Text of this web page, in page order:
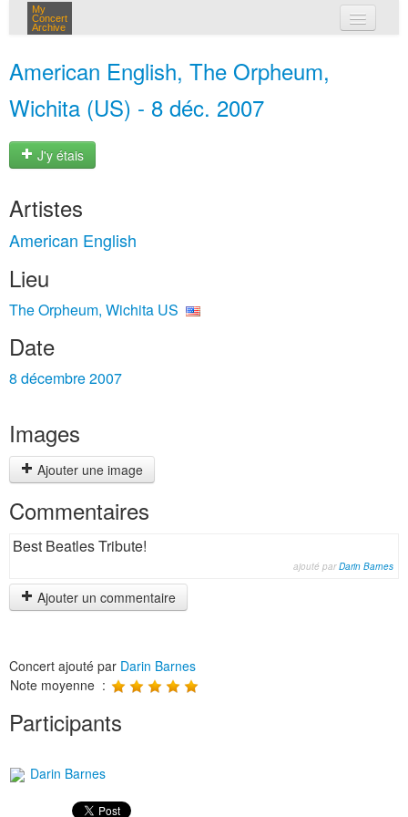
My
Concert
Archive
American English, The Orpheum,
Wichita (US) - 8 déc. 2007
J'y étais
Artistes
American English
Lieu
The Orpheum, Wichita US
Date
8 décembre 2007
Images
Ajouter une image
Commentaires
Best Beatles Tribute!
ajouté parDarin Barnes
Ajouter un commentaire
Concert ajouté par Darin Barnes
Note moyenne :
Participants
Darin Barnes